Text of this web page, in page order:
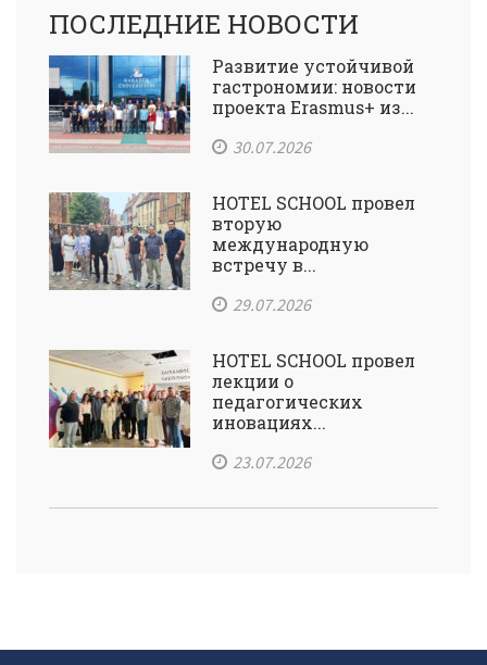
ПОСЛЕДНИЕ НОВОСТИ
Развитие устойчивой
гастрономии: новости
проекта Erasmus+ из...
30.07.2026
HOTEL SCHOOL провел
вторую
международную
встречу в...
29.07.2026
HOTEL SCHOOL провел
лекции о
педагогических
иновациях...
23.07.2026